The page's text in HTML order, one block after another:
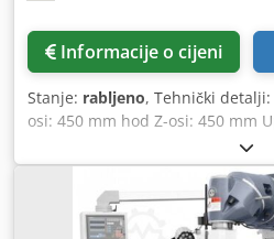
Informacije o cijeni
Stanje: rabljeno, Tehnički
osi: 450 mm hod Z-osi: 450 mm
TNC 121 Prihvat vretena ISO: SK
pinole: 120 mm Glava vretena
svaka po 90° Raspon broja
vretena: 200 mm Ploča za